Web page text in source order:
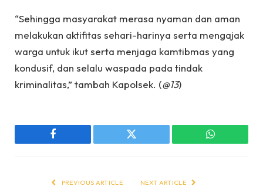
“Sehingga masyarakat merasa nyaman dan aman
melakukan aktifitas sehari-harinya serta mengajak
warga untuk ikut serta menjaga kamtibmas yang
kondusif, dan selalu waspada pada tindak
kriminalitas,” tambah Kapolsek. (@13)
Facebook Twitter WhatsApp
PREVIOUS ARTICLE NEXT ARTICLE